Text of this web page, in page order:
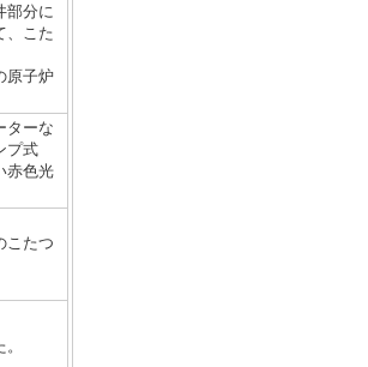
部分に
、こた
原子炉
ターな
プ式
赤色光
こたつ